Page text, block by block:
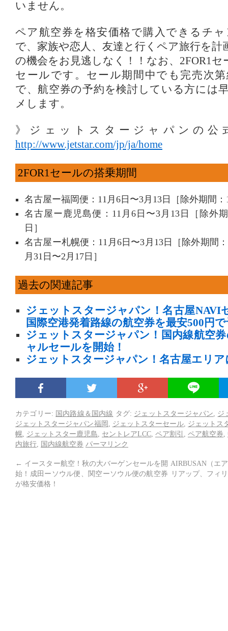
いません。
ペア航空券を格安価格で購入できるチ
で、家族や恋人、友達と行くペア旅行を計
の機会をお見逃しなく！！なお、2FOR1セ
セールです。セール期間中でも完売次
で、航空券の予約を検討している方には
メします。
》ジェットスタージャパンの公
http://www.jetstar.com/jp/ja/home
2FOR1セールの搭乗期間
名古屋ー福岡便：11月6日〜3月13日［除外期間
名古屋ー鹿児島便：11月6日〜3月13日［除外
日］
名古屋ー札幌便：11月6日〜3月13日［除外期間
月31日〜2月17日］
過去の関連記事
ジェットスタージャパン！名古屋NAVI
国際空港発着路線の航空券を最安500円
ジェットスタージャパン！国内線航空
ャルセールを開始！
ジェットスタージャパン！名古屋エリア
カテゴリー: 国内路線＆国内線 タグ: ジェットスタージャパン
ジ
ジェットスタージャパン福岡
ジェットスターセール
ジェットス
幌
ジェットスター鹿児島 セントレアLCC ペア割引 ペア航空券
内旅行
国内線航空券 パーマリンク
← イースター航空！秋の大バーゲンセールを開
始！成田ーソウル便、関空ーソウル便の航空券
が格安価格！
AIRBUSAN（エ
リアップ、フィ